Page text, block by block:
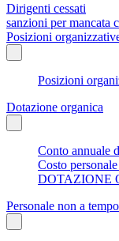
Dirigenti cessati
sanzioni per mancata
Posizioni
Posizioni
Dotazione organica
Conto annuale
Costo
DOTAZIONE
Personale non a